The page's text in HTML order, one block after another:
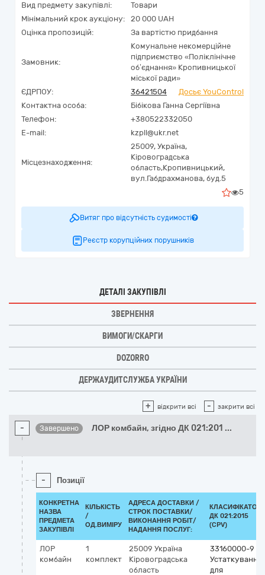
Вид предмету закупівлі:
Товари
Мінімальний крок аукціону:
20 000 UAH
Оцінка пропозицій:
За вартістю придбання
Замовник:
Комунальне некомерційне
підприємство «Поліклінічне
об’єднання» Кропивницької
міської ради»
ЄДРПОУ:
36421504
Досьє YouControl
Контактна особа:
Бібікова Ганна Сергіївна
Телефон:
+380522332050
E-mail:
kzpll@ukr.net
Місцезнаходження:
25009, Україна,
Кіровоградська
область,Кропивницький,
вул.Габдрахманова, буд.5
5
Витяг про відсутність судимості
Реєстр корупційних порушників
ДЕТАЛІ ЗАКУПІВЛІ
ЗВЕРНЕННЯ
ВИМОГИ/СКАРГИ
DOZORRO
ДЕРЖАУДИТСЛУЖБА УКРАЇНИ
+ відкрити всі - закрити всі
- Завершено ЛОР комбайн, згідно ДК 021:201 ...
- Позиції
КОНКРЕТНА
НАЗВА
ПРЕДМЕТА
ЗАКУПІВЛІ
КІЛЬКІСТЬ
/
ОД.ВИМІРУ
АДРЕСА ДОСТАВКИ /
СТРОК ПОСТАВКИ/
ВИКОНАННЯ РОБІТ/
НАДАННЯ ПОСЛУГ:
КЛАСИФІКАТОР
ДК 021:2015
(CPV)
ЛОР
комбайн
1
комплект
25009 Україна
Кіровоградська
область
33160000-9
Устаткування
для